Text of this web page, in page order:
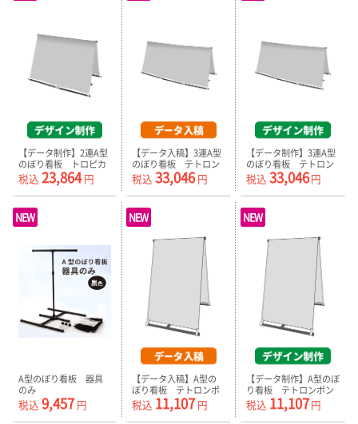
【データ制作】2連A型
のぼり看板 トロピカ
ル（器具付）ホワイト
税込 23,864 円
【データ入稿】3連A型
のぼり看板 テトロン
ポンジ（器具付）ホワ
イト
税込 33,046円
【データ制作】3連A型
のぼり看板 テトロン
ポンジ（器具付）ホワ
イト
税込 33,046円
NEW
A型のぼり看板 器具
のみ
税込 9,457 円
NEW
【データ入稿】A型の
ぼり看板 テトロンポ
ンジ（器具付）
税込 11,107円
NEW
【データ制作】A型のぼ
り看板 テトロンポン
ジ（器具付）
税込 11,107円